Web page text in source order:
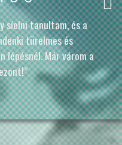
síelni tanultam, és a
türelmes és
lépésnél. Már várom a